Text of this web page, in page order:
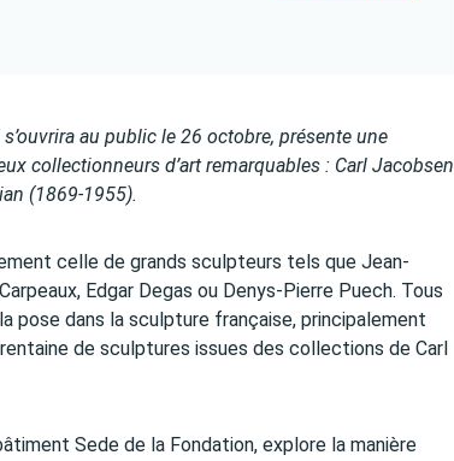
au public le 26 octobre, présente une
collectionneurs d’art remarquables : Carl Jacobsen
(1869-1955).
celle de grands sculpteurs tels que Jean-
Edgar Degas ou Denys-Pierre Puech. Tous
dans la sculpture française, principalement
de sculptures issues des collections de Carl
Sede de la Fondation, explore la manière